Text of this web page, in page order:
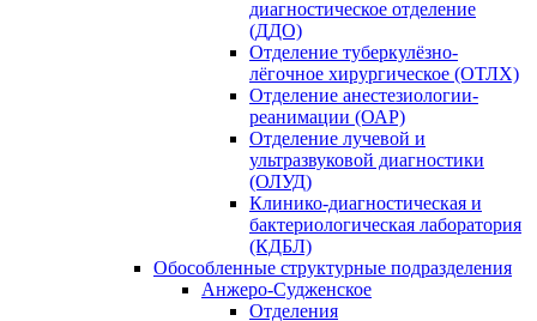
диагностическое отделение
(ДДО)
Отделение туберкулёзно-
лёгочное хирургическое (ОТЛХ)
Отделение анестезиологии-
реанимации (ОАР)
Отделение лучевой и
ультразвуковой диагностики
(ОЛУД)
Клинико-диагностическая и
бактериологическая лаборатория
(КДБЛ)
Обособленные структурные подразделения
Анжеро-Судженское
Отделения